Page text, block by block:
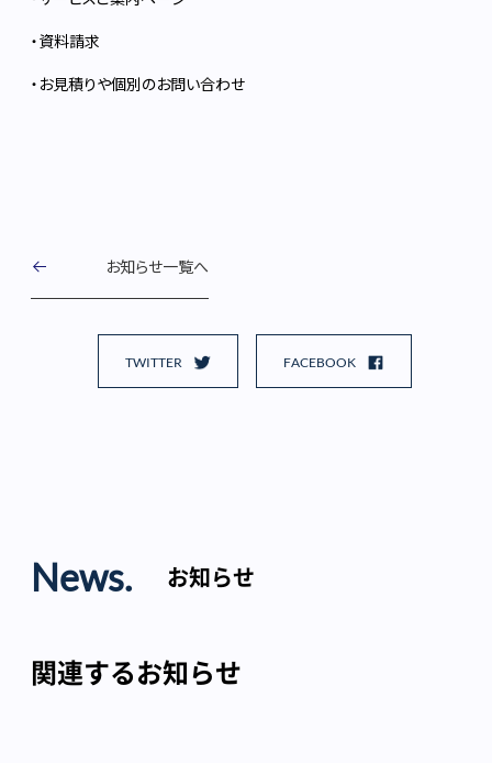
・資料請求
・ お見積りや個別のお問い合わせ
お知らせ一覧へ
TWITTER FACEBOOK
News. お知らせ
関連するお知らせ